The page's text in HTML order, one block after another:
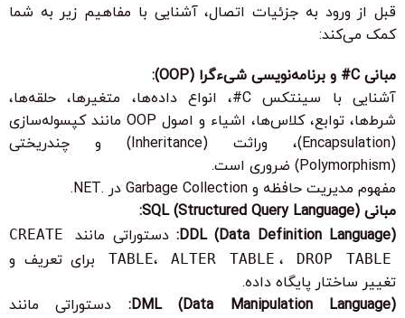
قبل از ورود به جزئیات اتصال، آشنایی با مفاهیم زیر به شما
کمک می‌کند:
مبانی C# و برنامه‌نویسی شیءگرا (OOP):
آشنایی با سینتکس C#، انواع داده‌ها، متغیرها، حلقه‌ها،
شرط‌ها، توابع، کلاس‌ها، اشیاء و اصول OOP مانند کپسوله‌سازی
(Encapsulation)، وراثت (Inheritance) و چندریختی
(Polymorphism) ضروری است.
مفهوم مدیریت حافظه و Garbage Collection در .NET.
مبانی SQL (Structured Query Language):
DDL (Data Definition Language): دستوراتی مانند
CREATE
TABLE، ALTER TABLE ، DROP TABLE
برای تعریف و
تغییر ساختار پایگاه داده.
DML (Data Manipulation Language):
دستوراتی مانند